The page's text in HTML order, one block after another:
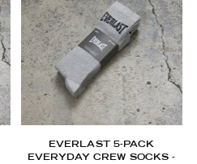
EVERLAST 5-PACK
EVERYDAY CREW SOCKS -